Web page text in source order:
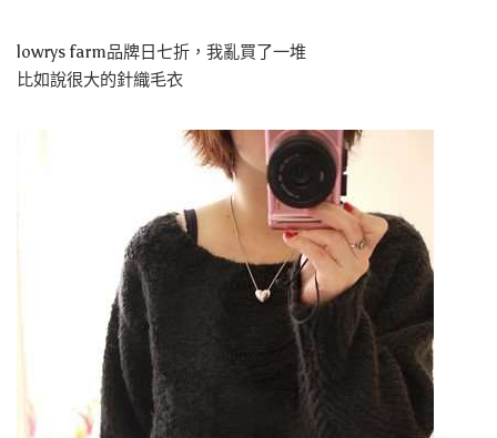
lowrys farm品牌日七折，我亂買了一堆
比如說很大的針織毛衣